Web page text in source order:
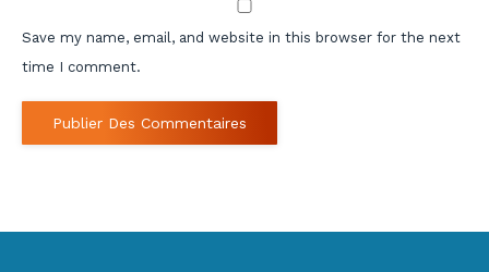
Save my name, email, and website in this browser for the next
time I comment.
Publier Des Commentaires